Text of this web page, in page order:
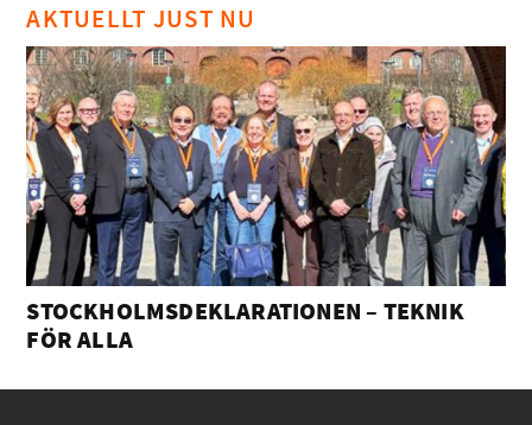
AKTUELLT JUST NU
STOCKHOLMSDEKLARATIONEN – TEKNIK
FÖR ALLA